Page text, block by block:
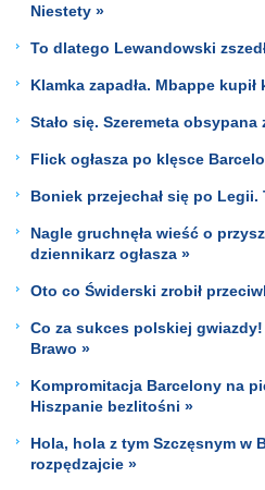
Niestety »
To dlatego Lewandowski
Klamka zapadła. Mbappe
Stało się. Szeremeta obsypana
Flick ogłasza po klęsce
Boniek przejechał się po Legii.
Nagle gruchnęła wieść o
dziennikarz ogłasza »
Oto co Świderski zrobił
Co za sukces polskiej
Brawo »
Kompromitacja Barcelony na
Hiszpanie bezlitośni »
Hola, hola z tym Szczęsnym w
rozpędzajcie »